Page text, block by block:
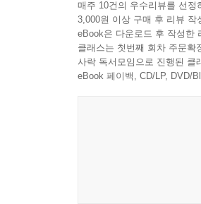
매주 10건의 우수리뷰를 선정
3,000원 이상 구매 후 리뷰 작
eBook은 다운로드 후 작성한
클래스는 첫번째 회차 주문확
사락 독서모임으로 진행된 클
eBook 페이백, CD/LP, DVD/